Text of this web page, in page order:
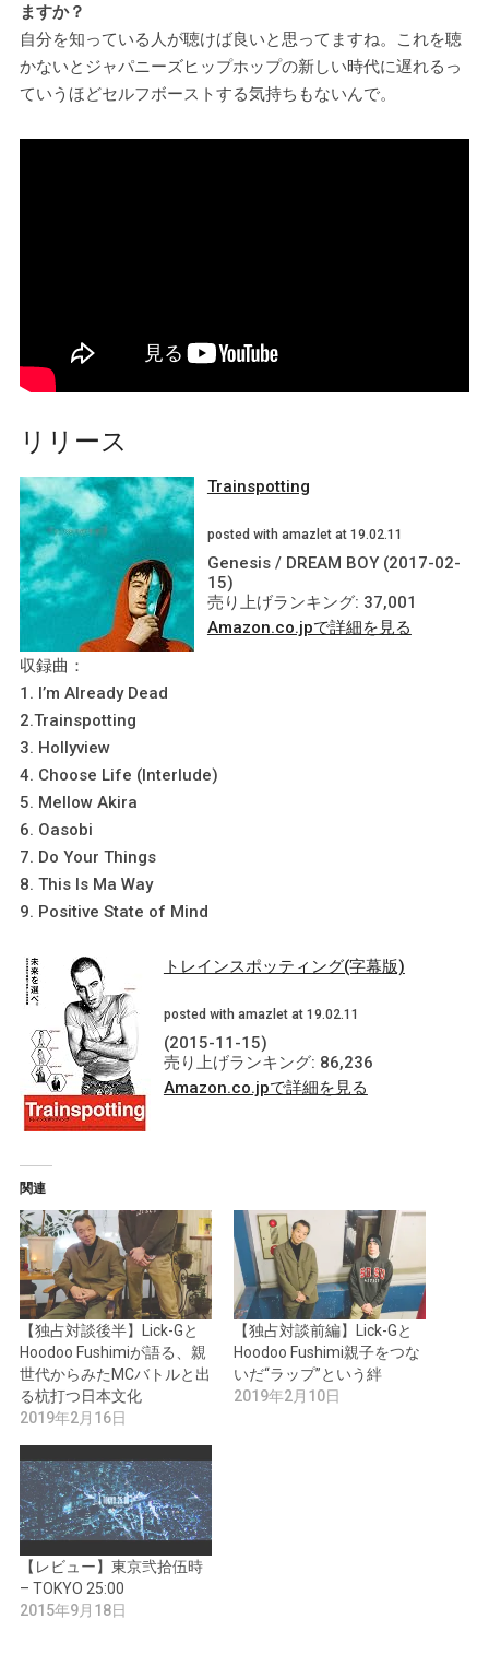
ますか？
自分を知っている人が聴けば良いと思ってますね。これを聴
かないとジャパニーズヒップホップの新しい時代に遅れるっ
ていうほどセルフボーストする気持ちもないんで。
リリース
Trainspotting
posted with amazlet at 19.02.11
Genesis / DREAM BOY (2017-02-
15)
売り上げランキング: 37,001
Amazon.co.jpで詳細を見る
収録曲：
1. I’m Already Dead
2.Trainspotting
3. Hollyview
4. Choose Life (Interlude)
5. Mellow Akira
6. Oasobi
7. Do Your Things
8. This Is Ma Way
9. Positive State of Mind
トレインスポッティング(字幕版)
posted with amazlet at 19.02.11
(2015-11-15)
売り上げランキング: 86,236
Amazon.co.jpで詳細を見る
関連
【独占対談後半】Lick-Gと
Hoodoo Fushimiが語る、親
世代からみたMCバトルと出
る杭打つ日本文化
2019年2月16日
【独占対談前編】Lick-Gと
Hoodoo Fushimi親子をつな
いだ“ラップ”という絆
2019年2月10日
【レビュー】東京弐拾伍時
– TOKYO 25:00
2015年9月18日